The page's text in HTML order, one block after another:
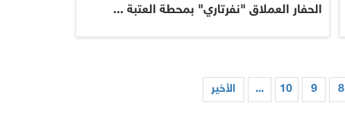
الحفار العملاق "نفرتاري" بمحطة العتبة ...
8
9
10
... الأخير